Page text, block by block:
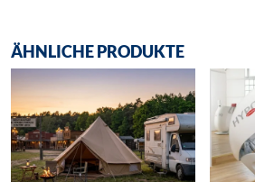
ÄHNLICHE PRODUKTE